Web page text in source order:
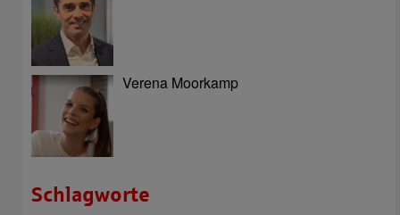
Verena Moorkamp
Schlagworte